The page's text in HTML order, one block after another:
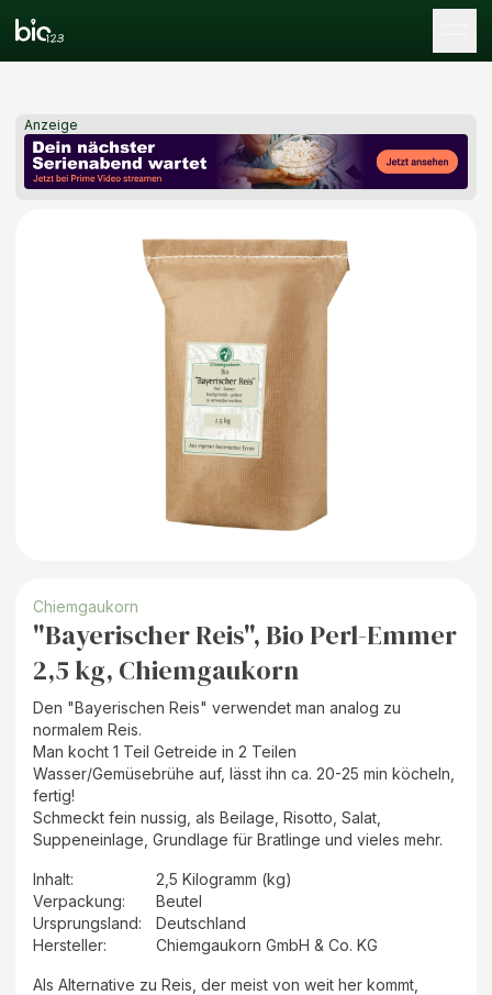
Anzeige
Chiemgaukorn
"Bayerischer Reis", Bio Perl-Emmer
2,5 kg, Chiemgaukorn
Den "Bayerischen Reis" verwendet man analog zu
normalem Reis.
Man kocht 1 Teil Getreide in 2 Teilen
Wasser/Gemüsebrühe auf, lässt ihn ca. 20-25 min köcheln,
fertig!
Schmeckt fein nussig, als Beilage, Risotto, Salat,
Suppeneinlage, Grundlage für Bratlinge und vieles mehr.
Inhalt:
2,5 Kilogramm (kg)
Verpackung:
Beutel
Ursprungsland:
Deutschland
Hersteller: Chiemgaukorn GmbH & Co. KG
Als Alternative zu Reis, der meist von weit her kommt,